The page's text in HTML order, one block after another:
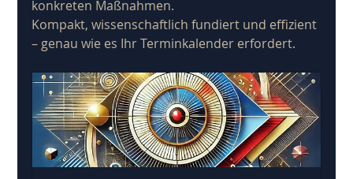
konkreten Maßnahmen.
Kompakt, wissenschaftlich fundiert und effizient
– ​​genau wie es Ihr Terminkalender erfordert.